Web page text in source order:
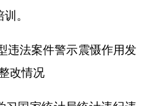
。
违法案件警示震慑作用发
改情况